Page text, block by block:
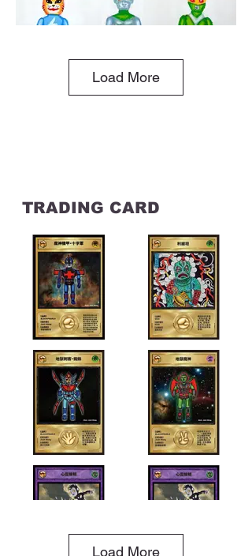
皮萌
50 X 40 cm
Load More
TRADING CARD
Load More